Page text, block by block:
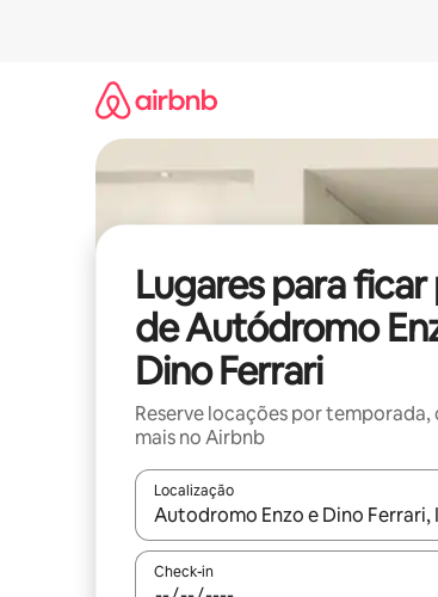
Lugares para
de Autódromo
Dino Ferrari
Reserve locações por temporada,
mais no Airbnb
Localização
Quando os resultados estiverem
Check-in